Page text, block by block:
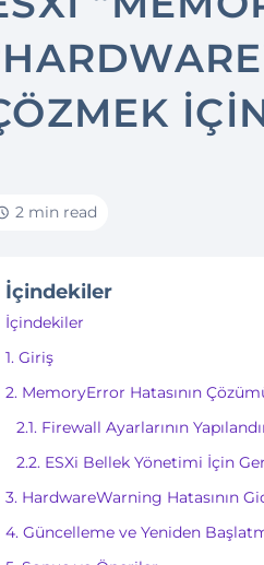
2 min read
İçindekiler
İçindekiler
1. Giriş
2. MemoryError Hatasının
2.1. Firewall Ayarlarının
2.2. ESXi Bellek Yönetimi İçin
3. HardwareWarning Hatasının
4. Güncelleme ve Yeniden